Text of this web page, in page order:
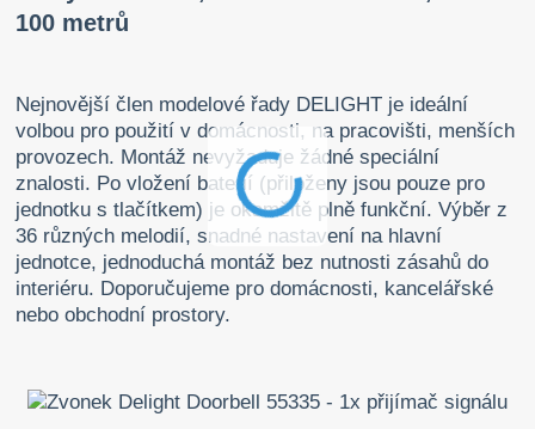
100 metrů
Nejnovější člen modelové řady DELIGHT je ideální
volbou pro použití v domácnosti, na pracovišti, menších
provozech. Montáž nevyžaduje žádné speciální
znalosti. Po vložení baterií (přiloženy jsou pouze pro
jednotku s tlačítkem) je okamžitě plně funkční. Výběr z
36 různých melodií, snadné nastavení na hlavní
jednotce, jednoduchá montáž bez nutnosti zásahů do
interiéru. Doporučujeme pro domácnosti, kancelářské
nebo obchodní prostory.